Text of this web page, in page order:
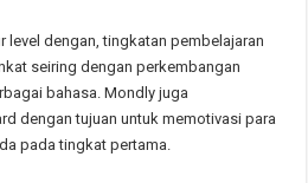
level dengan, tingkatan pembelajaran
seiring dengan perkembangan
bahasa. Mondly juga
dengan tujuan untuk memotivasi para
pada tingkat pertama.